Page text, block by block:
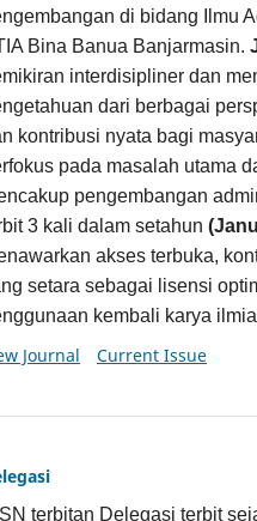
di bidang Ilmu
Bina Banua Banjarmasin.
interdisipliner dan
dari berbagai
kontribusi nyata bagi
pada masalah utama
pengembangan
3 kali dalam setahun
akses terbuka,
setara sebagai lisensi
kembali karya
Journal Current Issue
terbitan Delegasi terbit